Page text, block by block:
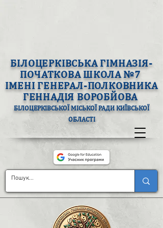
БІЛОЦЕРКІВСЬКА ГІМНАЗІЯ-
ПОЧАТКОВА ШКОЛА №7
ІМЕНІ ГЕНЕРАЛ-ПОЛКОВНИКА
ГЕННАДІЯ ВОРОБЙОВА
БІЛОЦЕРКІВСЬКОЇ МІСЬКОЇ РАДИ КИЇВСЬКОЇ
ОБЛАСТІ